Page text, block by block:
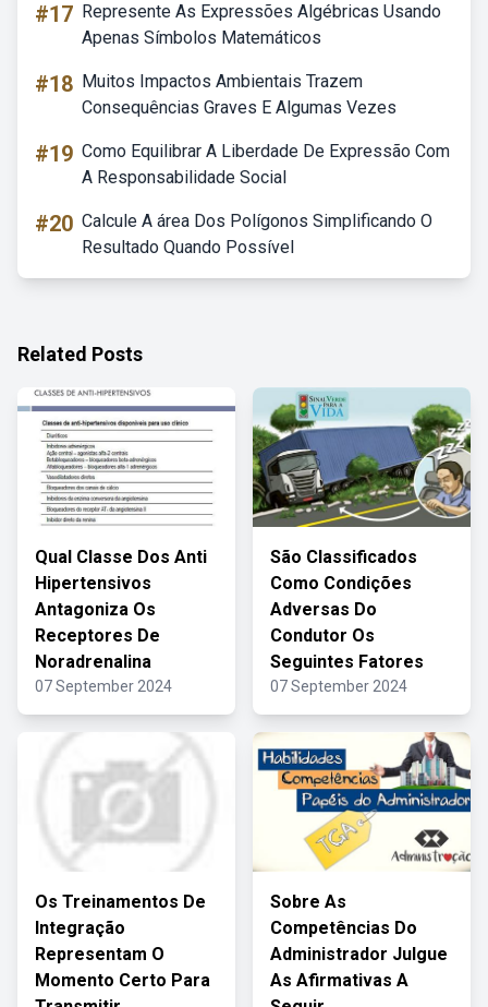
#17 Represente As Expressões Algébricas Usando
Apenas Símbolos Matemáticos
#18 Muitos Impactos Ambientais Trazem
Consequências Graves E Algumas Vezes
#19 Como Equilibrar A Liberdade De Expressão Com
A Responsabilidade Social
#20 Calcule A área Dos Polígonos Simplificando O
Resultado Quando Possível
Related Posts
Qual Classe Dos Anti
Hipertensivos
Antagoniza Os
Receptores De
Noradrenalina
07 September 2024
São Classificados
Como Condições
Adversas Do
Condutor Os
Seguintes Fatores
07 September 2024
Os Treinamentos De
Integração
Representam O
Momento Certo Para
Sobre As
Competências Do
Administrador Julgue
As Afirmativas A